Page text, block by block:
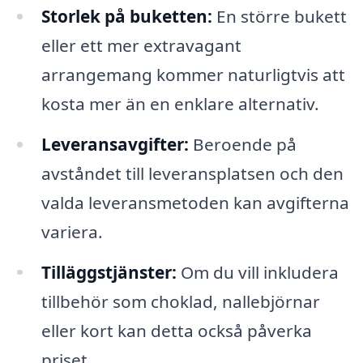
Storlek på buketten: En större bukett
eller ett mer extravagant
arrangemang kommer naturligtvis att
kosta mer än en enklare alternativ.
Leveransavgifter: Beroende på
avståndet till leveransplatsen och den
valda leveransmetoden kan avgifterna
variera.
Tilläggstjänster: Om du vill inkludera
tillbehör som choklad, nallebjörnar
eller kort kan detta också påverka